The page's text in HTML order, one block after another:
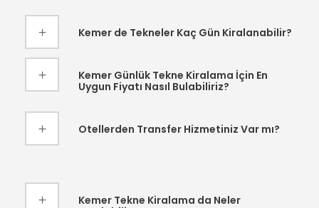
Kemer de Tekneler Kaç Gün Kiralanabilir?
Kemer Günlük Tekne Kiralama İçin En
Uygun Fiyatı Nasıl Bulabiliriz?
Otellerden Transfer Hizmetiniz Var mı?
Kemer Tekne Kiralama da Neler